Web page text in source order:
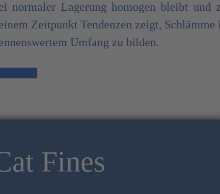
normaler Lagerung homogen bleibt und
Zeitpunkt Tendenzen zeigt, Schlämme
Umfang zu bilden.
Fines